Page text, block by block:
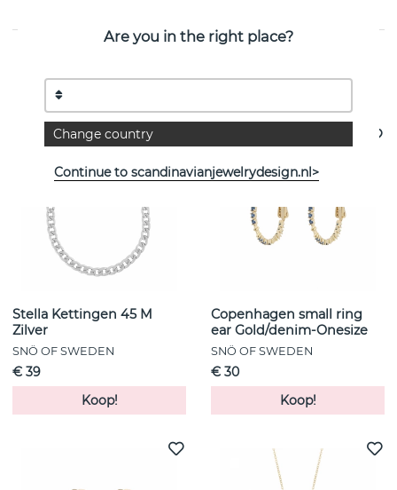
Stella Kettingen 45 M
Zilver
SNÖ OF SWEDEN
€ 39
Koop!
Copenhagen small ring
ear Gold/denim-Onesize
SNÖ OF SWEDEN
€ 30
Koop!
Are you in the right place?
Change country
Continue to scandinavianjewelrydesign.nl>